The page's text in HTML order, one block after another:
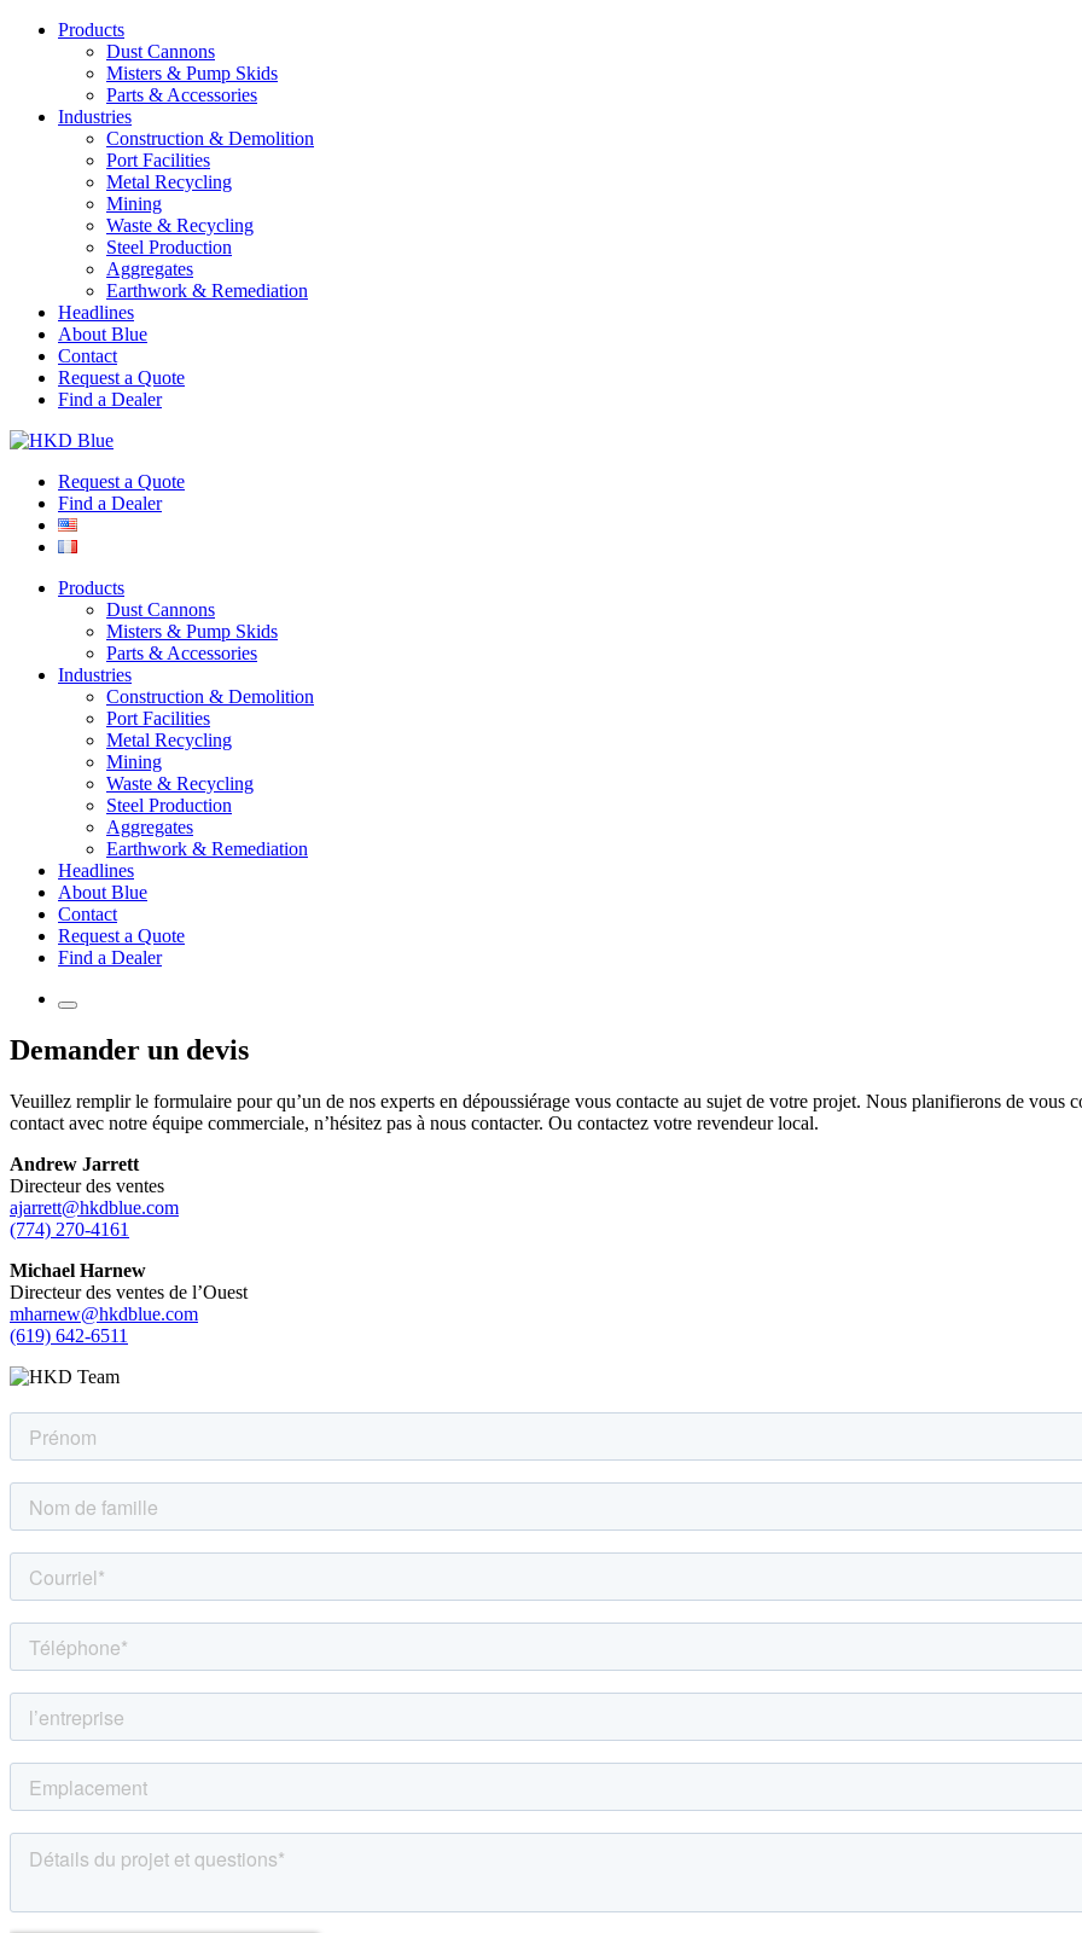
Products
Dust Cannons
Misters & Pump Skids
Parts & Accessories
Industries
Construction & Demolition
Port Facilities
Metal Recycling
Mining
Waste & Recycling
Steel Production
Aggregates
Earthwork & Remediation
Headlines
About Blue
Contact
Request a Quote
Find a Dealer
Request a Quote
Find a Dealer
Products
Dust Cannons
Misters & Pump Skids
Parts & Accessories
Industries
Construction & Demolition
Port Facilities
Metal Recycling
Mining
Waste & Recycling
Steel Production
Aggregates
Earthwork & Remediation
Headlines
About Blue
Contact
Request a Quote
Find a Dealer
Demander un devis
Veuillez remplir le formulaire pour qu’un de nos experts en dépoussiérage vous contacte au sujet de votre projet. Nous planifierons de vous
contact avec notre équipe commerciale, n’hésitez pas à nous contacter. Ou contactez votre revendeur local.
Andrew Jarrett
Directeur des ventes
ajarrett@hkdblue.com
(774) 270-4161
Michael Harnew
Directeur des ventes de l’Ouest
mharnew@hkdblue.com
(619) 642-6511